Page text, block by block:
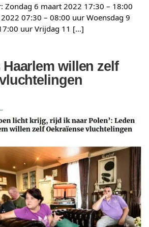
Zondag 6 maart 2022 17:30 – 18:00
07:30 – 08:00 uur Woensdag 9
uur Vrijdag 11 […]
willen zelf